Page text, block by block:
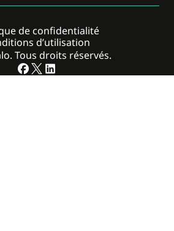
Tous droits réservés.
de confidentialité
d’utilisation